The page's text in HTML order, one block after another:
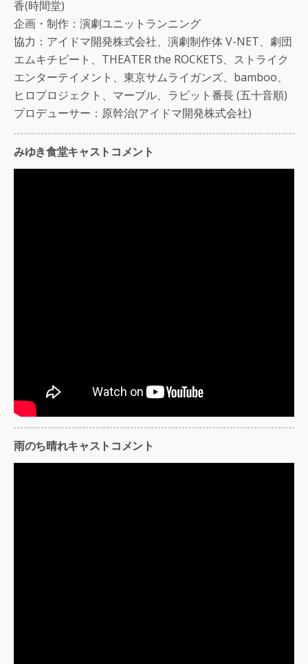
香(時間堂)
企画・制作：演劇ユニットランニング
協力：アイドマ開発株式会社、演劇制作体 V-NET、劇団
エムキチビート、THEATER the ROCKETS、ストライク
エンターテイメント、東京サムライガンズ、bamboo、
ヒロプロジェクト、マーブル、ラビット番長 (五十音順)
プロデューサー：原幹治(アイドマ開発株式会社)
みゆき食堂キャストコメント
雨のち晴れキャストコメント